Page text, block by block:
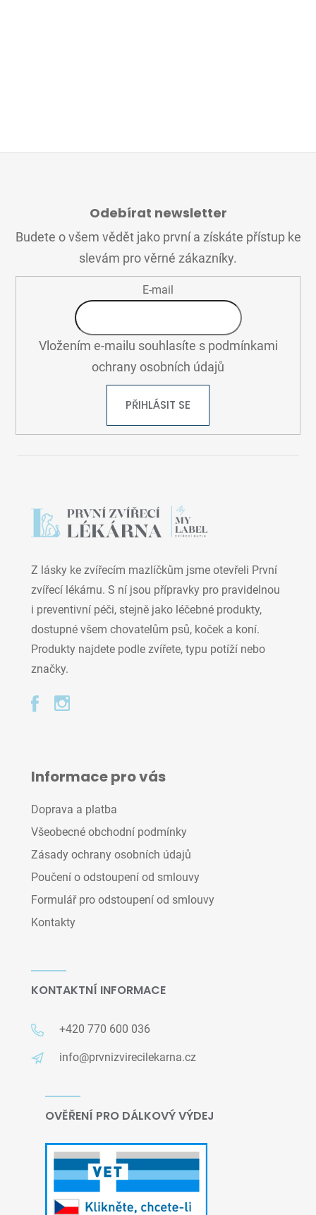
Odebírat newsletter
Budete o všem vědět jako první a získáte přístup ke
slevám pro věrné zákazníky.
E-mail
Vložením e-mailu souhlasíte s podmínkami
ochrany osobních údajů
PŘIHLÁSIT SE
Z lásky ke zvířecím mazlíčkům jsme otevřeli První
zvířecí lékárnu. S ní jsou přípravky pro pravidelnou
i preventivní péči, stejně jako léčebné produkty,
dostupné všem chovatelům psů, koček a koní.
Produkty najdete podle zvířete, typu potíží nebo
značky.
Informace pro vás
Doprava a platba
Všeobecné obchodní podmínky
Zásady ochrany osobních údajů
Poučení o odstoupení od smlouvy
Formulář pro odstoupení od smlouvy
Kontakty
KONTAKTNÍ INFORMACE
+420 770 600 036
info@prvnizvirecilekarna.cz
OVĚŘENÍ PRO DÁLKOVÝ VÝDEJ